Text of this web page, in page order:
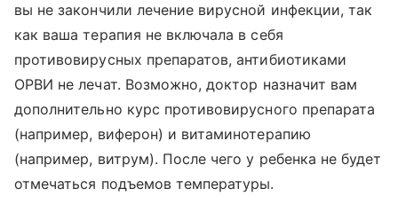
вы не закончили лечение вирусной инфекции, так
как ваша терапия не включала в себя
противовирусных препаратов, антибиотиками
ОРВИ не лечат. Возможно, доктор назначит вам
дополнительно курс противовирусного препарата
(например, виферон) и витаминотерапию
(например, витрум). После чего у ребенка не будет
отмечаться подъемов температуры.